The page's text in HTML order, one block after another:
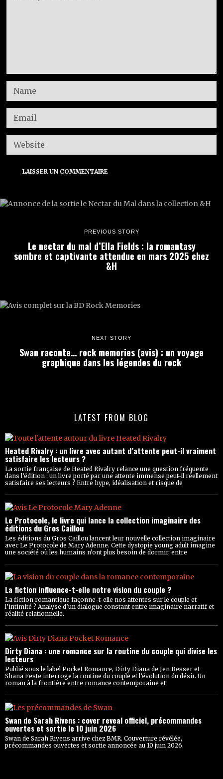
PREVIOUS STORY
Le nectar du mal d’Ella Fields : la romantasy
sombre et captivante attendue en mars 2025 chez
&H
NEXT STORY
Swan raconte… rock memories (avis) : un voyage
graphique dans les légendes du rock
LATEST FROM BLOG
Heated Rivalry : un livre avec autant d’attente peut-il vraiment
satisfaire les lecteurs ?
La sortie française de Heated Rivalry relance une question fréquente
dans l’édition : un livre porté par une attente immense peut-il réellement
satisfaire ses lecteurs ? Entre hype, idéalisation et risque de
Le Protocole, le livre qui lance la collection imaginaire des
éditions du Gros Caillou
Les éditions du Gros Caillou lancent leur nouvelle collection imaginaire
avec Le Protocole de Mary Adenne. Cette dystopie young adult imagine
une société où les humains n’ont plus besoin de dormir, entre
La fiction influence-t-elle notre vision du couple ?
La fiction romantique façonne-t-elle nos attentes sur le couple et
l’intimité ? Analyse d’un dialogue constant entre imaginaire narratif et
réalité relationnelle.
Dirty Diana : une romance sur la routine du couple qui divise les
lecteurs
Publié sous le label Pocket Romance, Dirty Diana de Jen Besser et
Shana Feste interroge la routine du couple et l’évolution du désir. Un
roman à la frontière entre romance contemporaine et
Swan de Sarah Rivens : cover reveal officiel, précommandes
ouvertes et sortie le 10 juin 2026
Swan de Sarah Rivens arrive chez BMR. Couverture révélée,
précommandes ouvertes et sortie annoncée au 10 juin 2026.